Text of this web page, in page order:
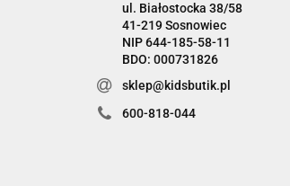
ul. Białostocka 38/58
41-219 Sosnowiec
NIP 644-185-58-11
BDO: 000731826
sklep@kidsbutik.pl
600-818-044